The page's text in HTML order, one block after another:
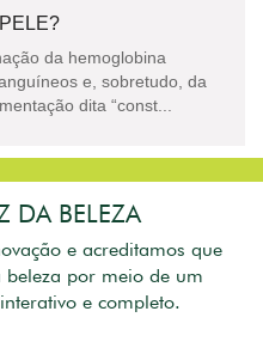
da hemoglobina
e, sobretudo, da
dita “const...
DA BELEZA
e acreditamos que
beleza por meio de um
e completo.